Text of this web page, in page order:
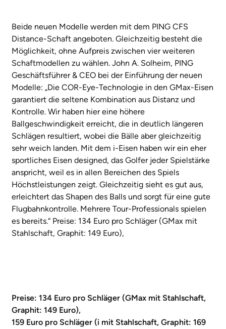
Beide neuen Modelle werden mit dem PING CFS
Distance-Schaft angeboten. Gleichzeitig besteht die
Möglichkeit, ohne Aufpreis zwischen vier weiteren
Schaftmodellen zu wählen. John A. Solheim, PING
Geschäftsführer & CEO bei der Einführung der neuen
Modelle: „Die COR-Eye-Technologie in den GMax-Eisen
garantiert die seltene Kombination aus Distanz und
Kontrolle. Wir haben hier eine höhere
Ballgeschwindigkeit erreicht, die in deutlich längeren
Schlägen resultiert, wobei die Bälle aber gleichzeitig
sehr weich landen. Mit dem i-Eisen haben wir ein eher
sportliches Eisen designed, das Golfer jeder Spielstärke
anspricht, weil es in allen Bereichen des Spiels
Höchstleistungen zeigt. Gleichzeitig sieht es gut aus,
erleichtert das Shapen des Balls und sorgt für eine gute
Flugbahnkontrolle. Mehrere Tour-Professionals spielen
es bereits.“ Preise: 134 Euro pro Schläger (GMax mit
Stahlschaft, Graphit: 149 Euro),
Preise: 134 Euro pro Schläger (GMax mit Stahlschaft,
Graphit: 149 Euro),
159 Euro pro Schläger (i mit Stahlschaft, Graphit: 169